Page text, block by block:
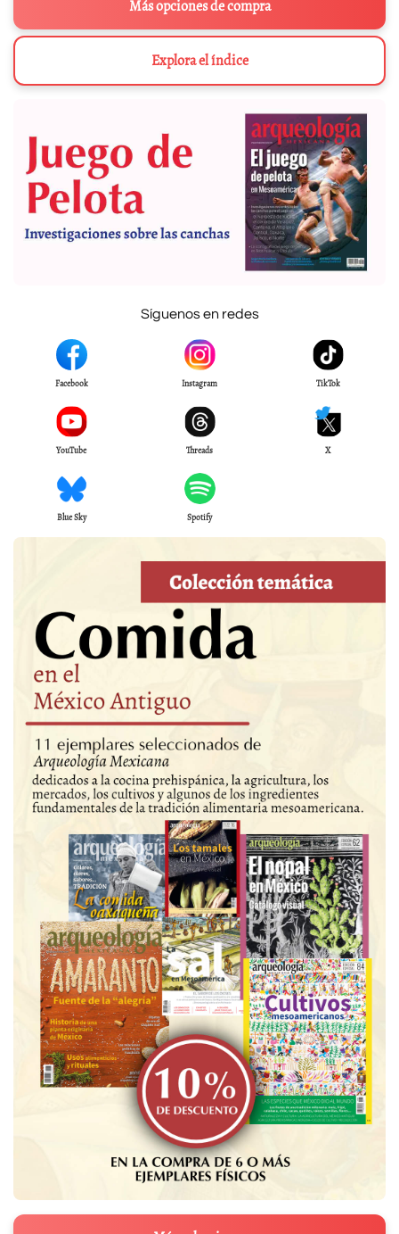
Más opciones de compra
Explora el índice
Síguenos en redes
Facebook Instagram TikTok
YouTube Threads X
Blue Sky Spotify